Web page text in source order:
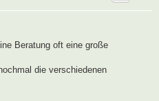
Beratung oft eine große
die verschiedenen